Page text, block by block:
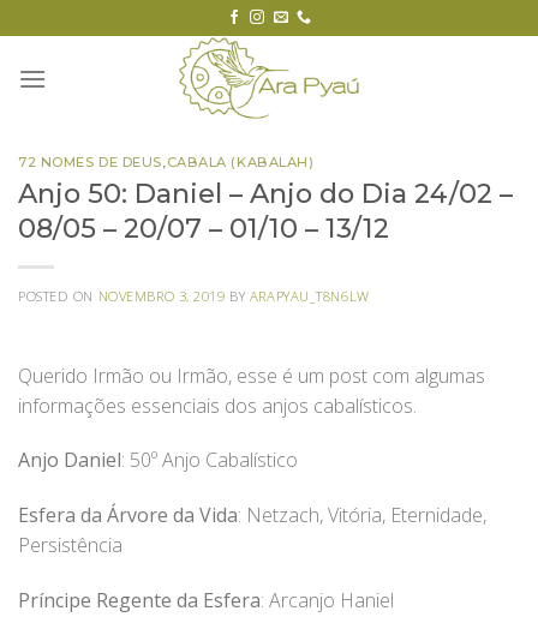
to
content
72 NOMES DE DEUS,CABALA (KABALAH)
Anjo 50: Daniel – Anjo do Dia 24/02 –
08/05 – 20/07 – 01/10 – 13/12
POSTED ON NOVEMBRO 3, 2019 BY ARAPYAU_T8N6LW
Querido Irmão ou Irmão, esse é um post com algumas
informações essenciais dos anjos cabalísticos.
Anjo Daniel: 50º Anjo Cabalístico
Esfera da Árvore da Vida: Netzach, Vitória, Eternidade,
Persistência
Príncipe Regente da Esfera: Arcanjo Haniel